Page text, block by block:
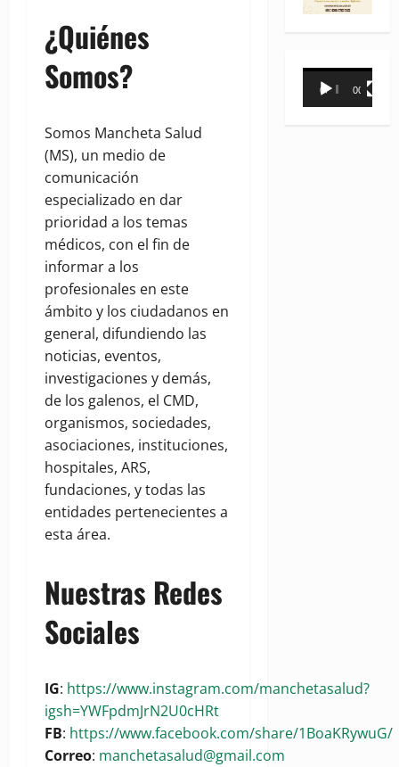
¿Quiénes
Somos?
Somos Mancheta Salud
(MS), un medio de
comunicación
especializado en dar
prioridad a los temas
médicos, con el fin de
informar a los
profesionales en este
ámbito y los ciudadanos en
general, difundiendo las
noticias, eventos,
investigaciones y demás,
de los galenos, el CMD,
organismos, sociedades,
asociaciones, instituciones,
hospitales, ARS,
fundaciones, y todas las
entidades pertenecientes a
esta área.
Nuestras Redes
Sociales
IG: https://www.instagram.com/manchetasalud?
igsh=YWFpdmJrN2U0cHRt
FB: https://www.facebook.com/share/1BoaKRywuG/
Correo: manchetasalud@gmail.com
Reproductor
00:00 00:31